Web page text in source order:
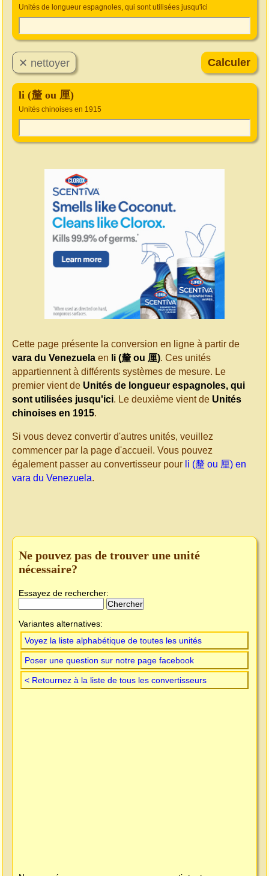
Unités de longueur espagnoles, qui sont utilisées jusqu'ici
li (釐 ou 厘)
Unités chinoises en 1915
Cette page présente la conversion en ligne à partir de
vara du Venezuela en li (釐 ou 厘). Ces unités
appartiennent à différents systèmes de mesure. Le
premier vient de Unités de longueur espagnoles, qui
sont utilisées jusqu'ici. Le deuxième vient de Unités
chinoises en 1915.
Si vous devez convertir d'autres unités, veuillez
commencer par la page d'accueil. Vous pouvez
également passer au convertisseur pour li (釐 ou 厘) en
vara du Venezuela.
Ne pouvez pas de trouver une unité
nécessaire?
Essayez de rechercher:
Variantes alternatives:
Voyez la liste alphabétique de toutes les unités
Poser une question sur notre page facebook
< Retournez à la liste de tous les convertisseurs